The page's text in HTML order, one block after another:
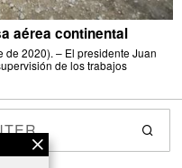
aérea continental
de 2020). – El presidente Juan
de los trabajos